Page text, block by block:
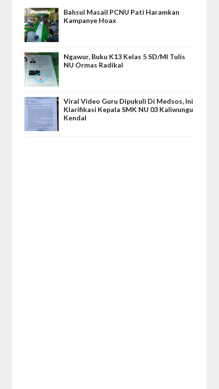
Bahsul Masail PCNU Pati Haramkan
Kampanye Hoax
Ngawur, Buku K13 Kelas 5 SD/MI Tulis
NU Ormas Radikal
Viral Video Guru Dipukuli Di Medsos, Ini
Klarifikasi Kepala SMK NU 03 Kaliwungu
Kendal